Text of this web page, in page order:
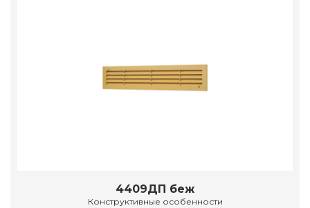
4409ДП беж
Конструктивные особенности